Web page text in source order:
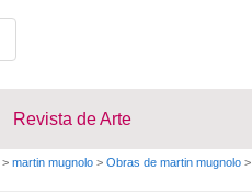
Revista de Arte
> martin mugnolo > Obras de martin mugnolo >